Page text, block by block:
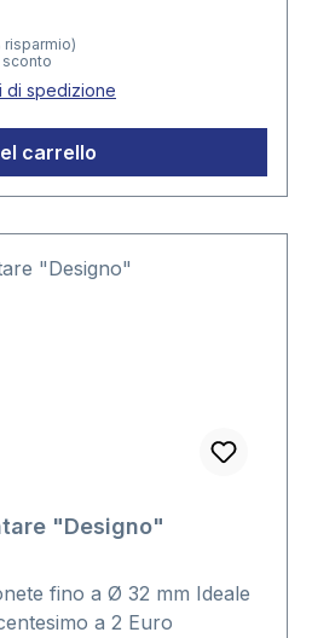
risparmio)
di spedizione
carrello
"Designo"
fino a Ø 32 mm Ideale
a 2 Euro